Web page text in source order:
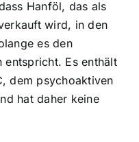
Hanföl, das als
wird, in den
es den
entspricht. Es enthält
dem psychoaktiven
hat daher keine